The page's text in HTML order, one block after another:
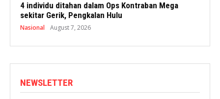
4 individu ditahan dalam Ops Kontraban Mega
sekitar Gerik, Pengkalan Hulu
Nasional August 7, 2026
NEWSLETTER